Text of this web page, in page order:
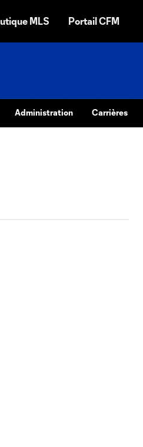
MLS Portail CFM
Administration Carrières